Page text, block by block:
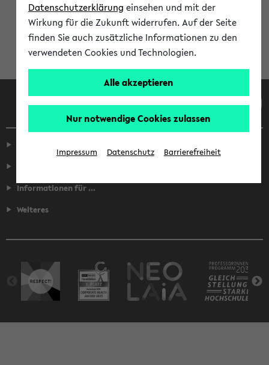
Informationen für ...
Weiteres
Datenschutzerklärung einsehen und mit der
Wirkung für die Zukunft widerrufen. Auf der Seite
finden Sie auch zusätzliche Informationen zu den
verwendeten Cookies und Technologien.
Alle akzeptieren
Nur notwendige Cookies zulassen
Impressum Datenschutz Barrierefreiheit